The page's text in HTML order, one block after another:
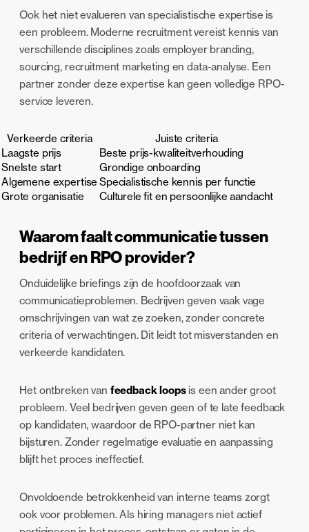
Ook het niet evalueren van specialistische expertise is
een probleem. Moderne recruitment vereist kennis van
verschillende disciplines zoals employer branding,
sourcing, recruitment marketing en data-analyse. Een
partner zonder deze expertise kan geen volledige RPO-
service leveren.
Verkeerde criteria
Juiste criteria
Laagste prijs
Beste prijs-kwaliteitverhouding
Snelste start
Grondige onboarding
Algemene expertise Specialistische kennis per functie
Grote organisatie
Culturele fit en persoonlijke aandacht
Waarom faalt communicatie tussen
bedrijf en RPO provider?
Onduidelijke briefings zijn de hoofdoorzaak van
communicatieproblemen. Bedrijven geven vaak vage
omschrijvingen van wat ze zoeken, zonder concrete
criteria of verwachtingen. Dit leidt tot misverstanden en
verkeerde kandidaten.
Het ontbreken van feedback loopsis een ander groot
probleem. Veel bedrijven geven geen of te late feedback
op kandidaten, waardoor de RPO-partner niet kan
bijsturen. Zonder regelmatige evaluatie en aanpassing
blijft het proces ineffectief.
Onvoldoende betrokkenheid van interne teams zorgt
ook voor problemen. Als hiring managers niet actief